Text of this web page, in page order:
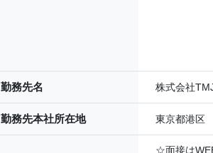
勤務先名 株式会社
勤務先本社所在地 東京都港区
☆面接は